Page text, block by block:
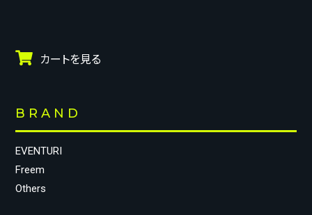
カートを見る
BRAND
EVENTURI
Freem
Others